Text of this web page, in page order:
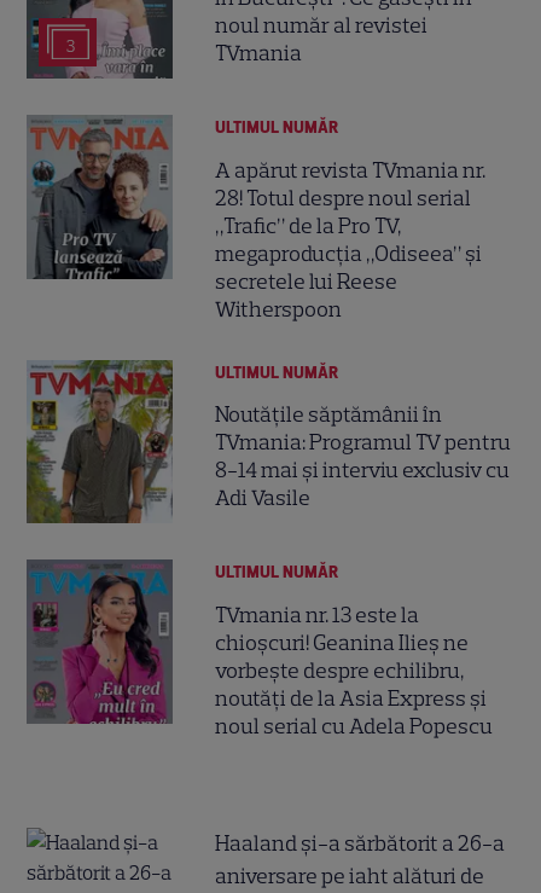
3
noul număr al revistei
TVmania
ULTIMUL NUMĂR
A apărut revista TVmania nr.
28! Totul despre noul serial
„Trafic” de la Pro TV,
megaproducția „Odiseea” și
secretele lui Reese
Witherspoon
ULTIMUL NUMĂR
Noutățile săptămânii în
TVmania: Programul TV pentru
8-14 mai și interviu exclusiv cu
Adi Vasile
ULTIMUL NUMĂR
TVmania nr. 13 este la
chioșcuri! Geanina Ilieș ne
vorbește despre echilibru,
noutăți de la Asia Express și
noul serial cu Adela Popescu
Haaland și-a sărbătorit a 26-a
aniversare pe iaht alături de